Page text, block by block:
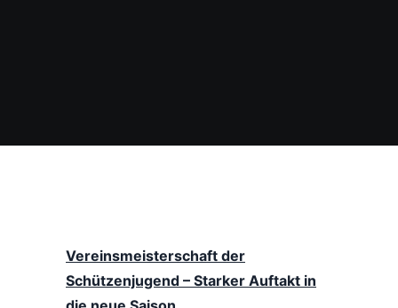
Vereinsmeisterschaft der
Schützenjugend – Starker Auftakt in